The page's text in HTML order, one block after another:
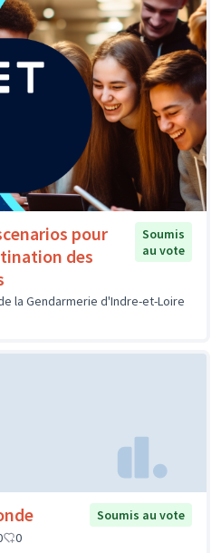
pour
des
Soumis
au vote
la Gendarmerie d'Indre-et-Loire
Soumis au vote
0